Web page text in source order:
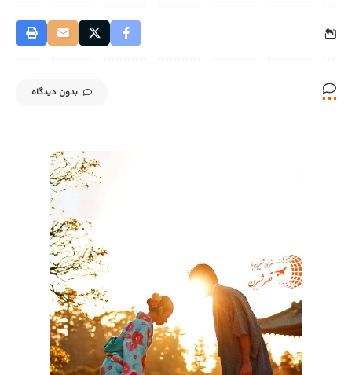
بدون دیدگاه